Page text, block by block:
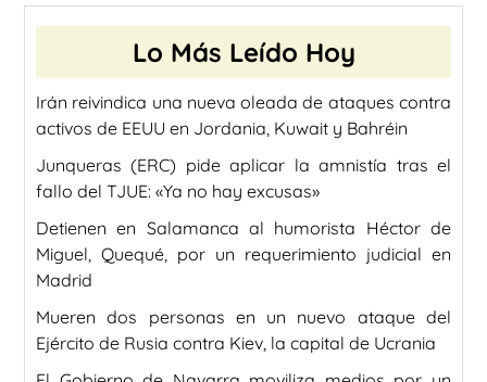
Lo Más Leído Hoy
Irán reivindica una nueva oleada de ataques contra
activos de EEUU en Jordania, Kuwait y Bahréin
Junqueras (ERC) pide aplicar la amnistía tras el
fallo del TJUE: «Ya no hay excusas»
Detienen en Salamanca al humorista Héctor de
Miguel, Quequé, por un requerimiento judicial en
Madrid
Mueren dos personas en un nuevo ataque del
Ejército de Rusia contra Kiev, la capital de Ucrania